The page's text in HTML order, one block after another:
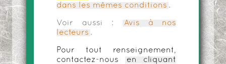
dans les mêmes conditions .
Voir aussi :
Avis à nos
lecteurs .
Pour tout renseignement,
contactez-nous
en cliquant